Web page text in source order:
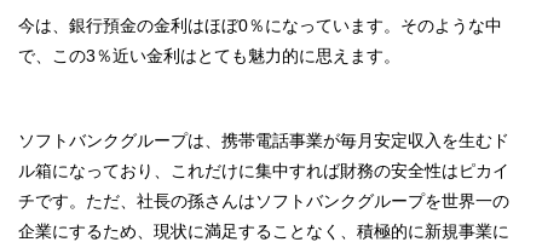
今は、 銀行預金の金利はほぼ0％になっています。そのような中
で、この3％近い金利はとても魅力的に思えます。
ソフトバンクグループは、携帯電話事業が毎月安定収入を生むド
ル箱になっており、これだけに集中すれば財務の安全性はピカイ
チです。ただ、社長の孫さんはソフトバンクグループを世界一の
企業にするため、現状に満足することなく、積極的に新規事業に